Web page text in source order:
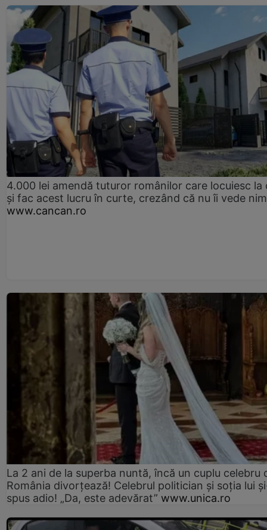
4.000 lei amendă tuturor românilor care locuiesc la
și fac acest lucru în curte, crezând că nu îi vede
www.cancan.ro
La 2 ani de la superba nuntă, încă un cuplu celebru
România divorțează! Celebrul politician și soția lui
spus adio! „Da, este adevărat” www.unica.ro